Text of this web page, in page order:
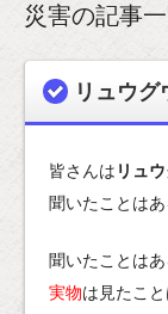
災害の記事
リュウ
皆さんは リュ
聞いたことは
聞いたことはあ
実物は見たこ